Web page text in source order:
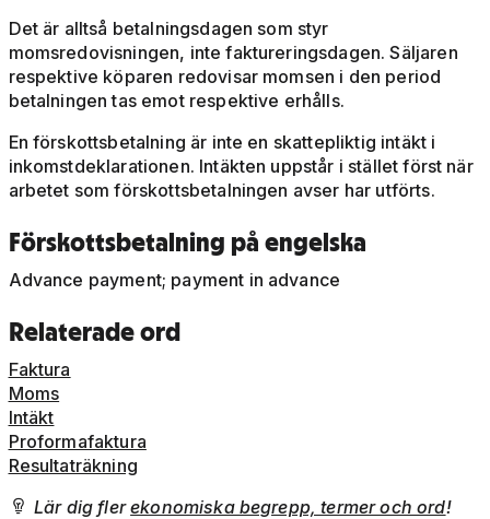
Det är alltså betalningsdagen som styr
momsredovisningen, inte faktureringsdagen. Säljaren
respektive köparen redovisar momsen i den period
betalningen tas emot respektive erhålls.
En förskottsbetalning är inte en skattepliktig intäkt i
inkomstdeklarationen. Intäkten uppstår i stället först när
arbetet som förskottsbetalningen avser har utförts.
Förskottsbetalning på engelska
Advance payment; payment in advance
Relaterade ord
Faktura
Moms
Intäkt
Proformafaktura
Resultaträkning
 Lär dig flerekonomiska begrepp, termer och ord!